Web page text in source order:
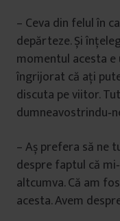
– Ceva din felul în
depărteze. Și
momentul acesta
îngrijorat că aţi
discuta pe viitor.
– Aș prefera să ne
despre faptul că
altcumva. Că am
acesta. Avem